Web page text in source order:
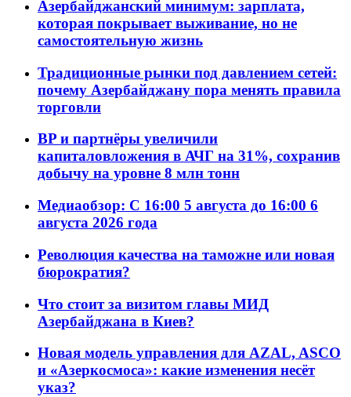
Азербайджанский минимум: зарплата,
которая покрывает выживание, но не
самостоятельную жизнь
Традиционные рынки под давлением сетей:
почему Азербайджану пора менять правила
торговли
BP и партнёры увеличили
капиталовложения в АЧГ на 31%, сохранив
добычу на уровне 8 млн тонн
Медиаобзор: С 16:00 5 августа до 16:00 6
августа 2026 года
Революция качества на таможне или новая
бюрократия?
Что стоит за визитом главы МИД
Азербайджана в Киев?
Новая модель управления для AZAL, ASCO
и «Азеркосмоса»: какие изменения несёт
указ?